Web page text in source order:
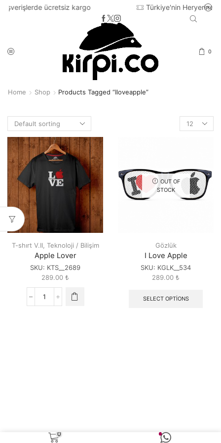
kargo Türkiye'nin Heryerine 2-3 iş günü içinde
0
Home Shop Products Tagged “iloveapple”
Products
per
T-shırt V.II, Teknoloji / Bilişim
Apple Lover
SKU: KTS__2689
289.00 ₺
Apple
OUT OF
STOCK
Gözlük
I Love Apple
SKU: KGLK__534
289.00 ₺
SELECT OPTIONS
0